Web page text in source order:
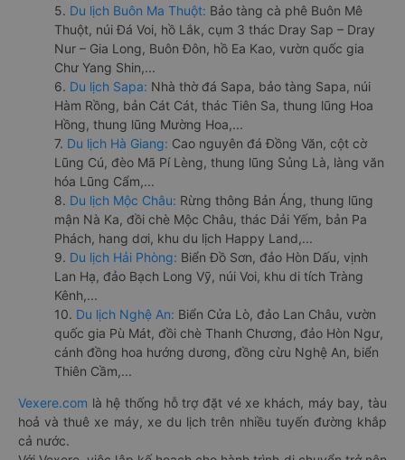
5. Du lịch Buôn Ma Thuột: Bảo tàng cà phê Buôn Mê
Thuột, núi Đá Voi, hồ Lắk, cụm 3 thác Dray Sap – Dray
Nur – Gia Long, Buôn Đôn, hồ Ea Kao, vườn quốc gia
Chư Yang Shin,...
6. Du lịch Sapa: Nhà thờ đá Sapa, bảo tàng Sapa, núi
Hàm Rồng, bản Cát Cát, thác Tiên Sa, thung lũng Hoa
Hồng, thung lũng Mường Hoa,...
7. Du lịch Hà Giang: Cao nguyên đá Đồng Văn, cột cờ
Lũng Cú, đèo Mã Pí Lèng, thung lũng Sủng Là, làng văn
hóa Lũng Cẩm,...
8. Du lịch Mộc Châu: Rừng thông Bản Áng, thung lũng
mận Nà Ka, đồi chè Mộc Châu, thác Dải Yếm, bản Pa
Phách, hang dơi, khu du lịch Happy Land,...
9. Du lịch Hải Phòng: Biển Đồ Sơn, đảo Hòn Dấu, vịnh
Lan Hạ, đảo Bạch Long Vỹ, núi Voi, khu di tích Tràng
Kênh,...
10. Du lịch Nghệ An: Biển Cửa Lò, đảo Lan Châu, vườn
quốc gia Pù Mát, đồi chè Thanh Chương, đảo Hòn Ngư,
cánh đồng hoa hướng dương, đồng cừu Nghệ An, biển
Thiên Cầm,...
Vexere.com là hệ thống hỗ trợ đặt vé xe khách, máy bay, tàu
hoả và thuê xe máy, xe du lịch trên nhiều tuyến đường khắp
cả nước.